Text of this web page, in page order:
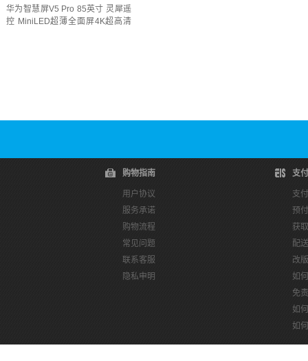
华为智慧屏V5 Pro 85英寸 灵犀遥
控 MiniLED超薄全面屏4K超高清
购物指南
用户协议
服务承诺
购物流程
常见问题
联系客服
隐私申明
支
支
预
获
配
改
如
免
如
如